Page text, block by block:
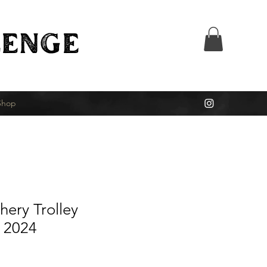
Trolley